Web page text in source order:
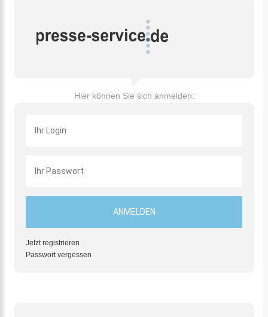
Hier können Sie sich anmelden:
Jetzt registrieren
Passwort vergessen